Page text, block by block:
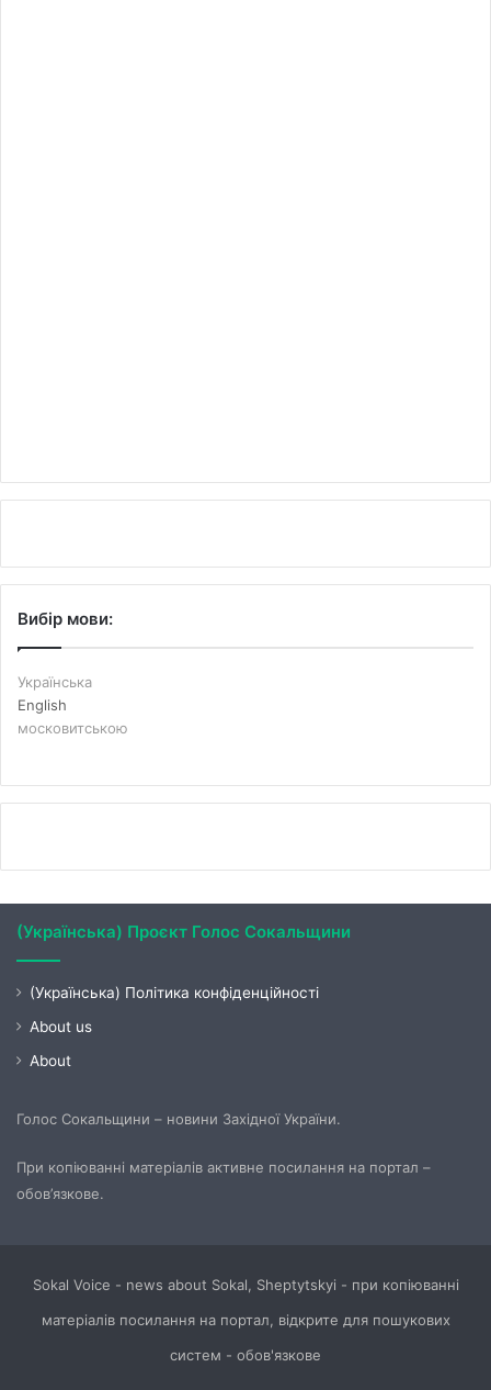
Вибір мови:
Українська
English
московитською
(Українська) Проєкт Голос Сокальщини
(Українська) Політика конфіденційності
About us
About
Голос Сокальщини – новини Західної України.
При копіюванні матеріалів активне посилання на портал –
обов’язкове.
Sokal Voice - news about Sokal, Sheptytskyi - при копіюванні
матеріалів посилання на портал, відкрите для пошукових
систем - обов'язкове